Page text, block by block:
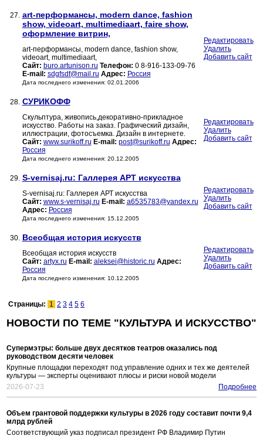
27. art-перформансы, modern dance, fashion
show, videoart, multimediaart, faire show,
оформление витрин,
art-перформансы, modern dance, fashion show,
videoart, multimediaart,
Сайт: buro.artunison.ru Телефон: 0 8-916-133-09-76
E-mail: sdgfsdf@mail.ru Адрес: Россия
Дата последнего изменения: 02.01.2006
Редактировать
Удалить
Добавить сайт
28. СУРИКОФФ
Скульптура, живопись,декоративно-прикладное
искусство. Работы на заказ. Графический дизайн,
иллюстрации, фотосъемка. Дизайн в интернете.
Сайт: www.surikoff.ru E-mail: post@surikoff.ru Адрес:
Россия
Дата последнего изменения: 20.12.2005
Редактировать
Удалить
Добавить сайт
29. S-vernisaj.ru: Галлерея АРТ искусства
S-vernisaj.ru: Галлерея АРТ искусства
Сайт: www.s-vernisaj.ru E-mail: a6535783@yandex.ru
Адрес: Россия
Дата последнего изменения: 15.12.2005
Редактировать
Удалить
Добавить сайт
30. Всеобщая история искусств
Всеобщая история искусств
Сайт: artyx.ru E-mail: aleksei@historic.ru Адрес:
Россия
Дата последнего изменения: 10.12.2005
Редактировать
Удалить
Добавить сайт
Страницы: 1 2 3 4 5 6
НОВОСТИ ПО ТЕМЕ "КУЛЬТУРА И ИСКУССТВО"
Супермэтры: больше двух десятков театров оказались под
руководством десяти человек
Крупные площадки переходят под управление одних и тех же деятелей
культуры — эксперты оценивают плюсы и риски новой модели
2026-07-23
Подробнее
Объем грантовой поддержки культуры в 2026 году составит почти 9,4
млрд рублей
Соответствующий указ подписал президент РФ Владимир Путин